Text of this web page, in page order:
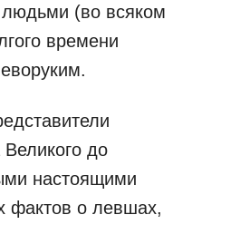
(во всяком
времени
до
настоящими
фактов о левшах,